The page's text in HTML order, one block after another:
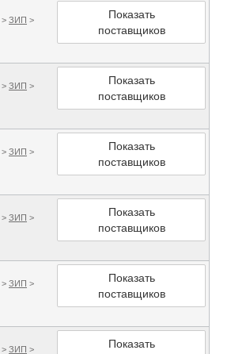
> ЗИП >
Показать
поставщиков
> ЗИП >
Показать
поставщиков
> ЗИП >
Показать
поставщиков
> ЗИП >
Показать
поставщиков
> ЗИП >
Показать
поставщиков
> ЗИП >
Показать